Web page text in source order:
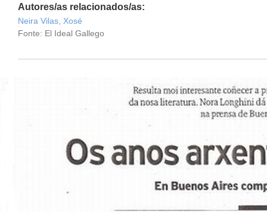
Autores/as relacionados/as:
Neira Vilas, Xosé
Fonte: El Ideal Gallego